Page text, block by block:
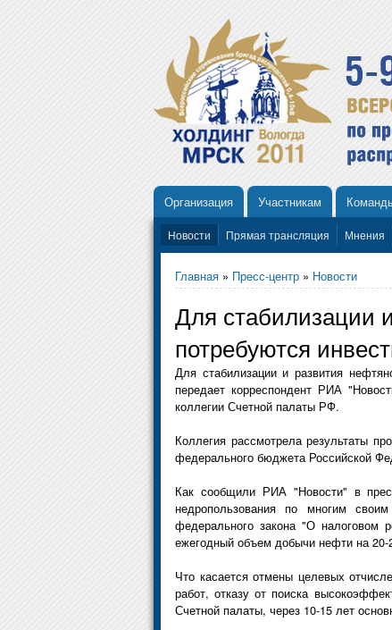
Организация Участникам
Новости Прямая трансляция Мнения
Главная » Пресс-центр » Новости
Для стабилизации
потребуются
Для стабилизации и развития
передает корреспондент РИА
коллегии Счетной палаты РФ.
Коллегия рассмотрела результаты
федерального бюджета Российской
Как сообщили РИА "Новости" в
недропользования по многим
федерального закона "О налоговом
ежегодный объем добычи нефти на 20-
Что касается отмены целевых
работ, отказу от поиска
Счетной палаты, через 10-15 лет